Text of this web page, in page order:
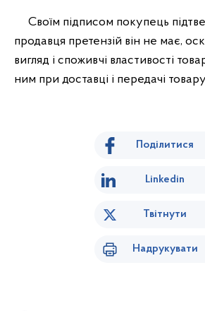
Своїм підписом покупець
продавця претензій він не має,
вигляд і споживчі властивості
ним при доставці і передачі
Поділитися
Linkedin
Твітнути
Надрукувати